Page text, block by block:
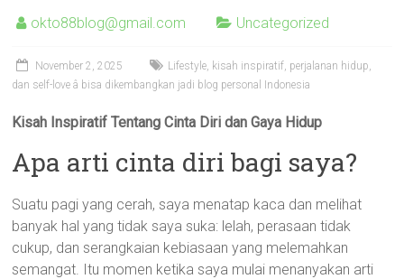
okto88blog@gmail.com Uncategorized
November 2, 2025
Lifestyle, kisah inspiratif, perjalanan hidup,
dan self-love â bisa dikembangkan jadi blog personal Indonesia
Kisah Inspiratif Tentang Cinta Diri dan Gaya Hidup
Apa arti cinta diri bagi saya?
Suatu pagi yang cerah, saya menatap kaca dan melihat
banyak hal yang tidak saya suka: lelah, perasaan tidak
cukup, dan serangkaian kebiasaan yang melemahkan
semangat. Itu momen ketika saya mulai menanyakan arti